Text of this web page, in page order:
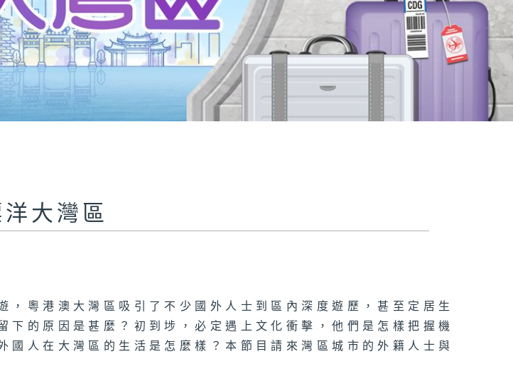
洋大灣區
，粵港澳大灣區吸引了不少國外人士到區內深度遊歷，甚至定居生
下的原因是甚麼？初到埗，必定遇上文化衝擊，他們是怎樣把握機
國人在大灣區的生活是怎麼樣？本節目請來灣區城市的外籍人士與